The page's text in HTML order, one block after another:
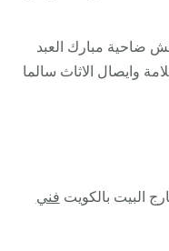
ضاحية مبارك العبد
وايصال الاثاث سالما
البيت بالكويت فني